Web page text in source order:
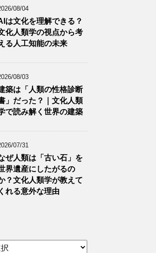
08/04
は文化を理解できる？
化人類学の視点から考
る人工知能の未来
08/03
築は「人類の性格診断
」だった？｜文化人類
で読み解く世界の建築
07/31
ぜ人類は「古い石」を
界遺産にしたがるの
？文化人類学が教えて
くれる意外な理由